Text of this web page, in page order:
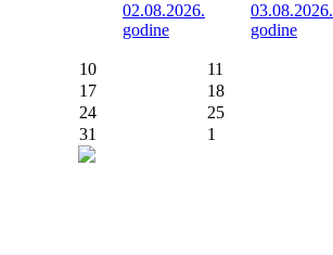
02.08.2026.
godine
03.08.2026.
godine
10 11
17
18
24
25
31
1